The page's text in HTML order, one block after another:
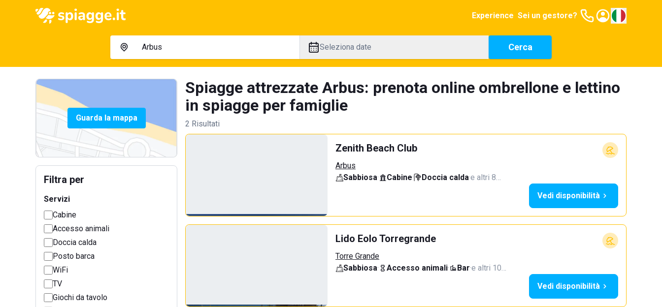
Experience Sei un gestore?
Seleziona date Cerca
Guarda la mappa
Filtra per
Servizi
Cabine
Accesso animali
Doccia calda
Posto barca
WiFi
TV
Giochi da tavolo
Spiagge attrezzate Arbus: prenota online ombrellone e lettino
in spiagge per famiglie
2 Risultati
Zenith Beach Club
Arbus
Sabbiosa· Cabine· Doccia calda·e altri 8…
Vedi disponibilità
Lido Eolo Torregrande
Torre Grande
Sabbiosa· Accesso animali· Bar·e altri 10…
Vedi disponibilità